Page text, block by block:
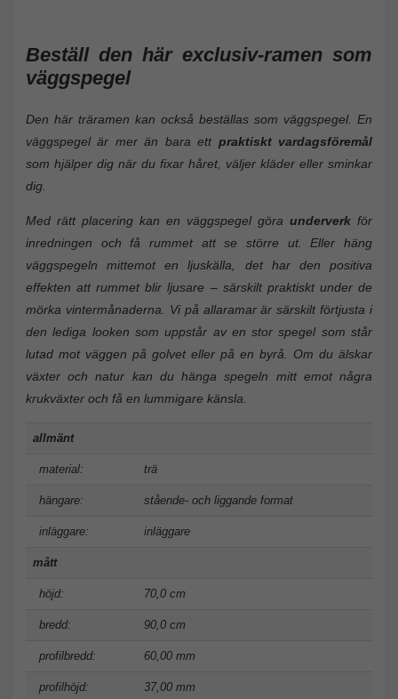
Beställ den här exclusiv-ramen som
väggspegel
Den här träramen kan också beställas som väggspegel. En
väggspegel är mer än bara ett praktiskt vardagsföremål
som hjälper dig när du fixar håret, väljer kläder eller sminkar
dig.
Med rätt placering kan en väggspegel göra underverk för
inredningen och få rummet att se större ut. Eller häng
väggspegeln mittemot en ljuskälla, det har den positiva
effekten att rummet blir ljusare – särskilt praktiskt under de
mörka vintermånaderna. Vi på allaramar är särskilt förtjusta i
den lediga looken som uppstår av en stor spegel som står
lutad mot väggen på golvet eller på en byrå. Om du älskar
växter och natur kan du hänga spegeln mitt emot några
krukväxter och få en lummigare känsla.
allmänt
material: trä
hängare: stående- och liggande format
inläggare: inläggare
mått
höjd: 70,0 cm
bredd: 90,0 cm
profilbredd: 60,00 mm
profilhöjd: 37,00 mm